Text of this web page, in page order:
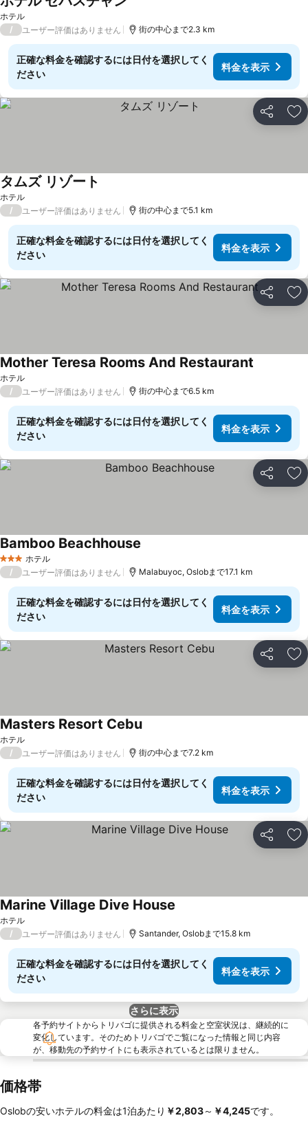
ホテル
/ ユーザー評価はありません 街の中心まで2.3 km
正確な料金を確認するには日付を選択してく
ださい
料金を表示
シェア お
ホテル
タムズ リゾート
/ ユーザー評価はありません 街の中心まで5.1 km
正確な料金を確認するには日付を選択してく
ださい
料金を表示
シェア お
ホテル
Mother Teresa Rooms And Restaurant
/ ユーザー評価はありません 街の中心まで6.5 km
正確な料金を確認するには日付を選択してく
ださい
料金を表示
シェア お
3 ホテルのランク
ホテル
Bamboo Beachhouse
/ ユーザー評価はありません Malabuyoc, Oslobまで17.1 km
正確な料金を確認するには日付を選択してく
ださい
料金を表示
シェア お
ホテル
Masters Resort Cebu料金を表示
/ ユーザー評価はありません 街の中心まで7.2 km
正確な料金を確認するには日付を選択してく
ださい
料金を表示
シェア お
ホテル
Marine Village Dive House
/ ユーザー評価はありません Santander, Oslobまで15.8 km
正確な料金を確認するには日付を選択してく
ださい
料金を表示
さらに表示
各予約サイトからトリバゴに提供される料金と空室状況は、継続的に
変化しています。そのためトリバゴでご覧になった情報と同じ内容
が、移動先の予約サイトにも表示されているとは限りません。
価格帯
Oslobの安いホテルの料金は1泊あたり ‎￥2,803～ ‎￥4,245です。